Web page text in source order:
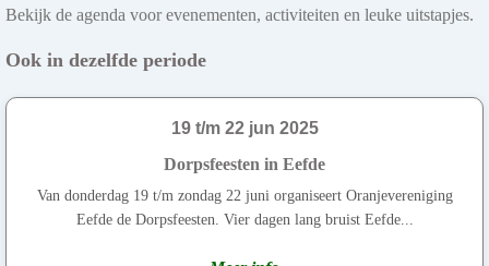
Bekijk de agenda voor evenementen, activiteiten en leuke uitstapjes.
Ook in dezelfde periode
19 t/m 22 jun 2025
Dorpsfeesten in Eefde
Van donderdag 19 t/m zondag 22 juni organiseert Oranjevereniging
Eefde de Dorpsfeesten. Vier dagen lang bruist Eefde...